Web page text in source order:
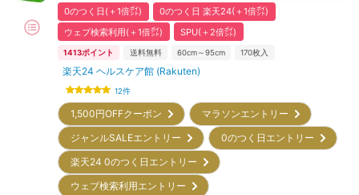
0のつく日(＋1倍㌽)
0のつく日 楽天24(＋1倍㌽)
ウェブ検索利用(＋1倍㌽)
SPU(＋2倍㌽)
1413ポイント 送料無料 60cm～95cm 170枚入
楽天24 ヘルスケア館 (Rakuten)
12件
1,500円OFFクーポン
マラソンエントリー
ジャンルSALEエントリー
0のつく日エントリー
楽天24 0のつく日エントリー
ウェブ検索利用エントリー